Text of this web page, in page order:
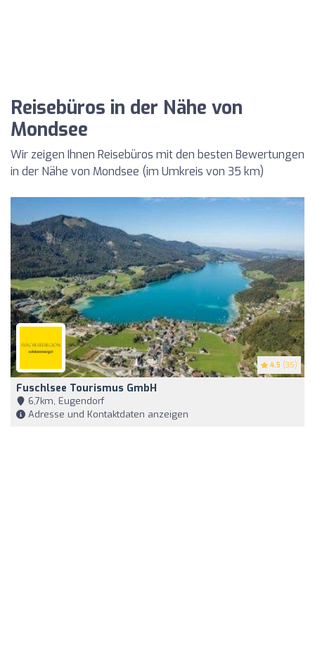
Reisebüros in der Nähe von
Mondsee
Wir zeigen Ihnen Reisebüros mit den besten Bewertungen
in der Nähe von Mondsee (im Umkreis von 35 km)
4.5 (35)
Fuschlsee Tourismus GmbH
6,7km, Eugendorf
Adresse und Kontaktdaten anzeigen